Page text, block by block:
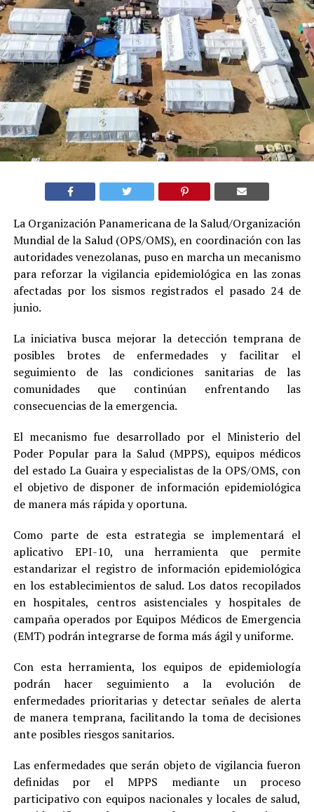
La Organización Panamericana de la Salud/Organización
Mundial de la Salud (OPS/OMS), en coordinación con las
autoridades venezolanas, puso en marcha un mecanismo
para reforzar la vigilancia epidemiológica en las zonas
afectadas por los sismos registrados el pasado 24 de
junio.
La iniciativa busca mejorar la detección temprana de
posibles brotes de enfermedades y facilitar el
seguimiento de las condiciones sanitarias de las
comunidades que continúan enfrentando las
consecuencias de la emergencia.
El mecanismo fue desarrollado por el Ministerio del
Poder Popular para la Salud (MPPS), equipos médicos
del estado La Guaira y especialistas de la OPS/OMS, con
el objetivo de disponer de información epidemiológica
de manera más rápida y oportuna.
Como parte de esta estrategia se implementará el
aplicativo EPI-10, una herramienta que permite
estandarizar el registro de información epidemiológica
en los establecimientos de salud. Los datos recopilados
en hospitales, centros asistenciales y hospitales de
campaña operados por Equipos Médicos de Emergencia
(EMT) podrán integrarse de forma más ágil y uniforme.
Con esta herramienta, los equipos de epidemiología
podrán hacer seguimiento a la evolución de
enfermedades prioritarias y detectar señales de alerta
de manera temprana, facilitando la toma de decisiones
ante posibles riesgos sanitarios.
Las enfermedades que serán objeto de vigilancia fueron
definidas por el MPPS mediante un proceso
participativo con equipos nacionales y locales de salud,